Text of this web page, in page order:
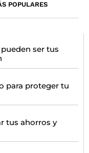
POPULARES
ser tus
para proteger tu
tus ahorros y